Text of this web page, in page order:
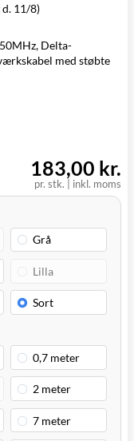
d. 11/8)
8
Delta-
med støbte
pr. stk. | inkl. moms
183,00 kr.